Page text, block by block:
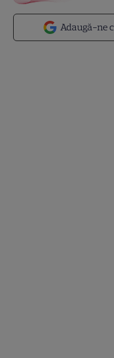
Adaugă-ne